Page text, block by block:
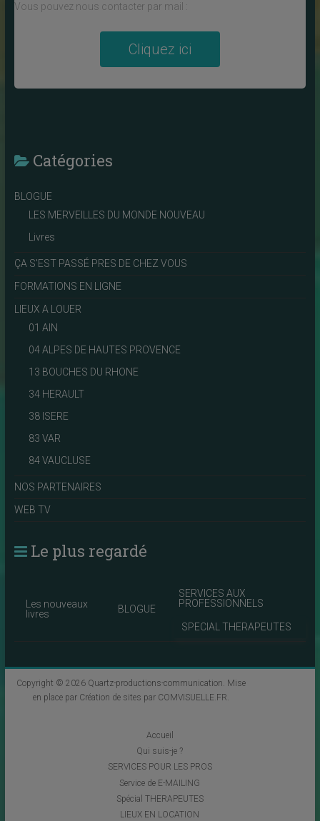
Vous pouvez nous contacter par mail :
Cliquez ici
Catégories
BLOGUE
LES MERVEILLES DU MONDE NOUVEAU
Livres
ÇA S'EST PASSÉ PRES DE CHEZ VOUS
FORMATIONS EN LIGNE
LIEUX A LOUER
01 AIN
04 ALPES DE HAUTES PROVENCE
13 BOUCHES DU RHONE
34 HERAULT
38 ISERE
83 VAR
84 VAUCLUSE
NOS PARTENAIRES
WEB TV
Le plus regardé
Les nouveaux
livres
BLOGUE
SERVICES AUX
PROFESSIONNELS
SPECIAL THERAPEUTES
Copyright © 2026 Quartz-productions-communication. Mise
en place par Création de sites par COMVISUELLE.FR.
Accueil
Qui suis-je ?
SERVICES POUR LES PROS
Service de E-MAILING
Spécial THERAPEUTES
LIEUX EN LOCATION